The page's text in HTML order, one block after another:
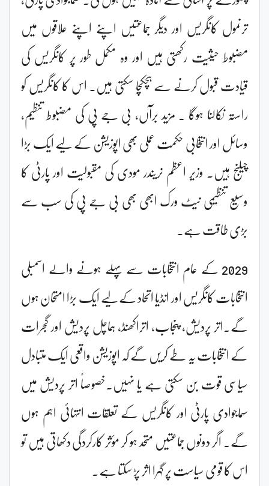
ترنمول کانگریس اور دیگر جماعتیں اپنے اپنے علاقوں میں
مضبوط حیثیت رکھتی ہیں اور وہ مکمل طور پر کانگریس کی
قیادت قبول کرنے سے ہچکچا سکتی ہیں۔ اس کا کانگریس کو
راستہ نکالنا ہوگا ۔ مزید برآں، بی جے پی کی مضبوط تنظیم،
وسائل اور انتخابی حکمت عملی بھی اپوزیشن کے لیے ایک بڑا
چیلنج ہیں۔ وزیر اعظم نریندر مودی کی مقبولیت اور پارٹی کا
وسیع تنظیمی نیٹ ورک ابھی بھی بی جے پی کی سب سے
بڑی طاقت ہے۔
2029 کے عام انتخابات سے پہلے ہونے والے اسمبلی
انتخابات کانگریس اور انڈیا اتحاد کے لیے ایک بڑا امتحان ہوں
گے۔اتر پردیش، پنجاب، اتراکھنڈ، ہماچل پردیش اور گجرات
کے انتخابات یہ طے کریں گے کہ اپوزیشن واقعی ایک متبادل
سیاسی قوت بن سکتی ہے یا نہیں۔خصوصاً اتر پردیش میں
سماجوادی پارٹی اور کانگریس کے تعلقات انتہائی اہم ہوں
گے۔ اگر دونوں جماعتیں متحد ہو کر مؤثر کارکردگی دکھاتی ہیں تو
اس کا قومی سیاست پر گہرا اثر پڑ سکتا ہے۔